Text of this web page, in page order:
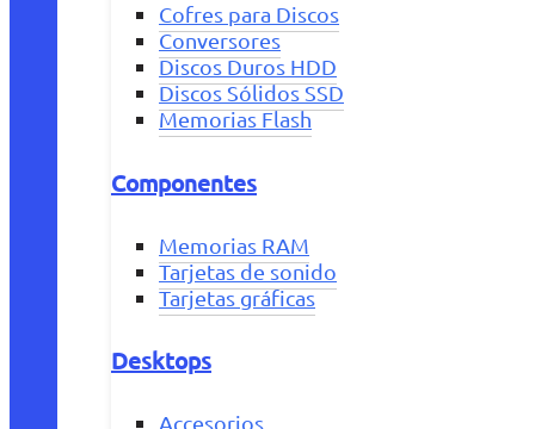
Cofres para Discos
Conversores
Discos Duros HDD
Discos Sólidos SSD
Memorias Flash
Componentes
Memorias RAM
Tarjetas de sonido
Tarjetas gráficas
Desktops
Accesorios